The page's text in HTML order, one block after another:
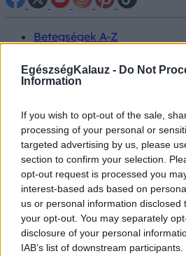
EgészségKalauz - Do Not
Information
If you wish to opt-out of the sale,
processing of your personal or
targeted advertising by us, please
section to confirm your selection.
opt-out request is processed you
interest-based ads based on
us or personal information disclosed
your opt-out. You may separately
disclosure of your personal
IAB’s list of downstream
Betegségek A-Z
Vizsgálat
Kezelés
Prevenció
Hírek
Videók
Kisállatok egészsége
#allergia#influenza
#orvosmeteorológia
#pajzsmirigy #reflux#ekcéma
Regisztráció